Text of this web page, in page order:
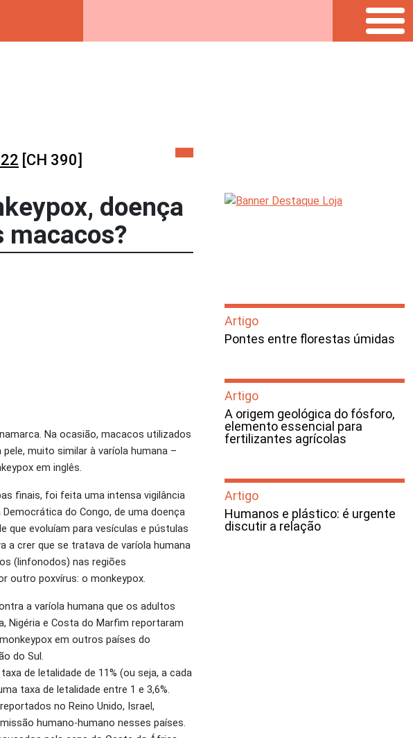
[CH 390]
doença
macacos?
Na ocasião, macacos utilizados
muito similar à varíola humana –
em inglês.
finais, foi feita uma intensa vigilância
do Congo, de uma doença
que evoluíam para vesículas e pústulas
a crer que se tratava de varíola humana
(linfonodos) nas regiões
outro poxvírus: o monkeypox.
a varíola humana que os adultos
Nigéria e Costa do Marfim reportaram
em outros países do
do Sul.
de letalidade de 11% (ou seja, a cada
taxa de letalidade entre 1 e 3,6%.
no Reino Unido, Israel,
humano-humano nesses países.
Artigo
Pontes entre florestas úmidas
Artigo
A origem geológica do fósforo,
elemento essencial para
fertilizantes agrícolas
Artigo
Humanos e plástico: é urgente
discutir a relação